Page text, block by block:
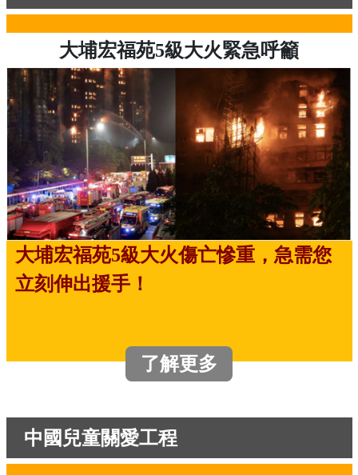
大埔宏福苑5級大火緊急呼籲
大埔宏福苑5級大火傷亡慘重，急需您
立刻伸出援手！
了解更多
中國兒童關愛工程